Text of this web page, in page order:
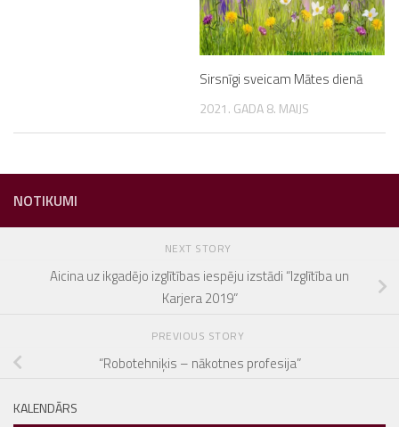
Sirsnīgi sveicam Mātes dienā
2021. GADA 8. MAIJS
NOTIKUMI
NEXT STORY
Aicina uz ikgadējo izglītības iespēju izstādi “Izglītība un
Karjera 2019”
PREVIOUS STORY
“Robotehniķis – nākotnes profesija”
KALENDĀRS